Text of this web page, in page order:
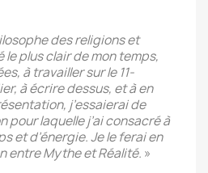
des religions et
le plus clair de mon temps,
à travailler sur le 11-
à écrire dessus, et à en
j’essaierai de
pour laquelle j’ai consacré à
et d’énergie. Je le ferai en
entre Mythe et Réalité. »